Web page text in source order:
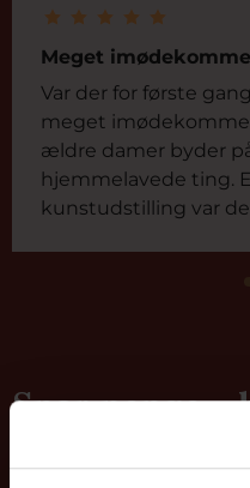
Meget
Var der for første
meget
ældre damer byder
hjemmelavede ting.
kunstudstilling var
Spar penge